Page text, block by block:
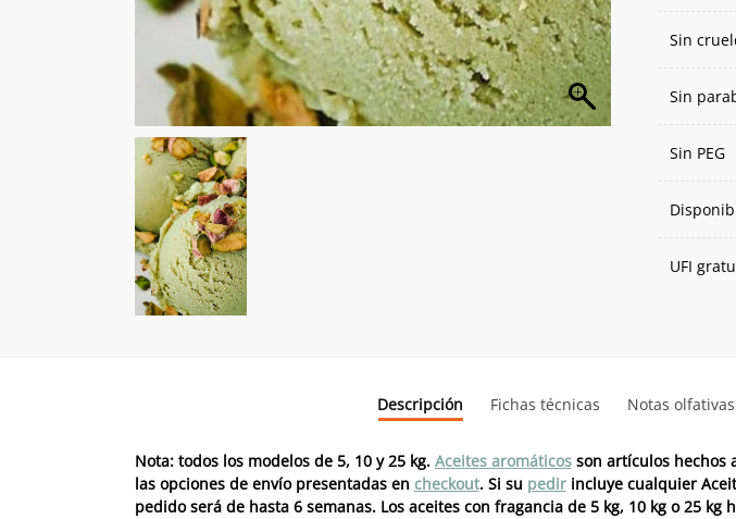
Sin
Sin
Sin PEG
UFI
Descripción Fichas técnicas Notas olfativas
Nota: todos los modelos de 5, 10 y 25 kg. Aceites aromáticosson artículos hechos
las opciones de envío presentadas en checkout. Si su pedirincluye cualquier
pedido será de hasta 6 semanas. Los aceites con fragancia de 5 kg, 10 kg o 25